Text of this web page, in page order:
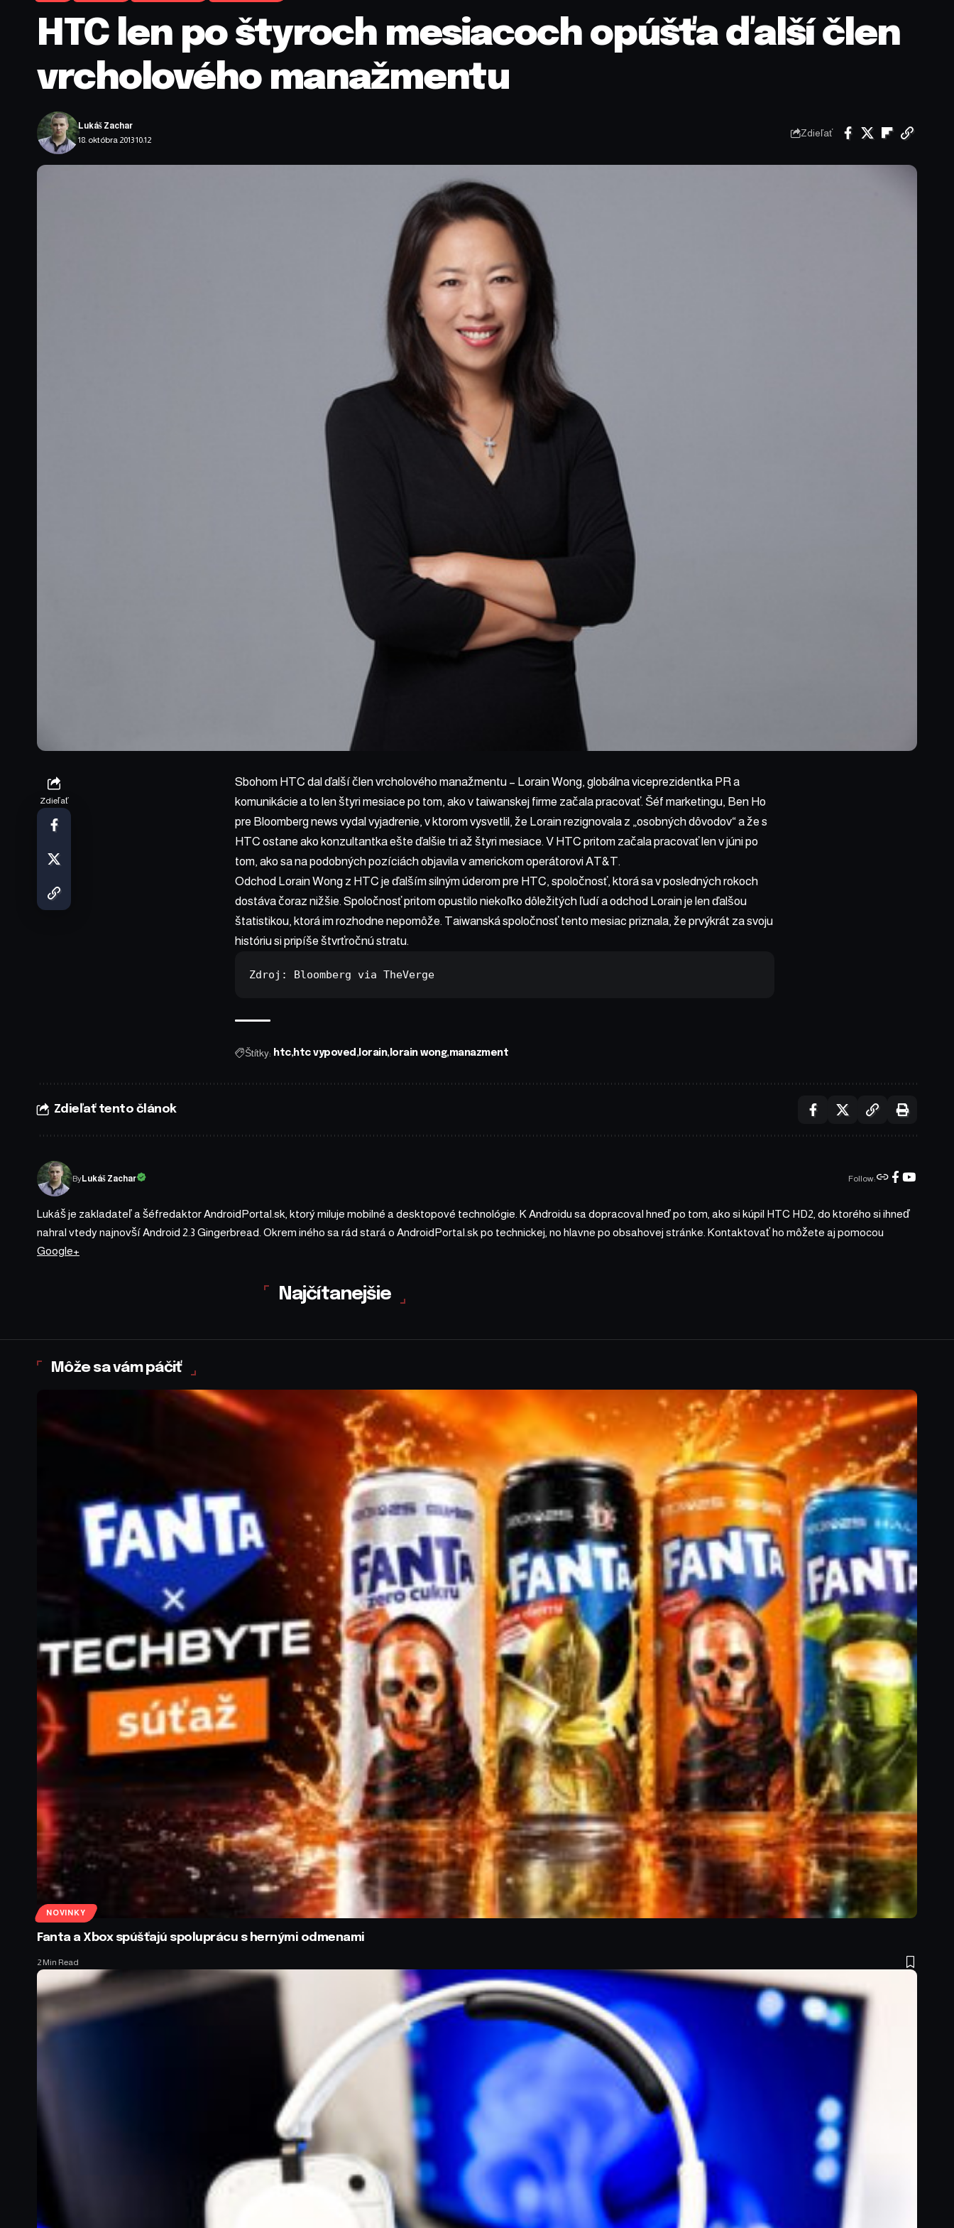
HTC len po štyroch mesiacoch opúšťa ďalší člen
vrcholového manažmentu
18. októbra 2013 10:12
Lukáš Zachar
Zdieľať
Zdieľať
Sbohom HTC dal ďalší člen vrcholového manažmentu – Lorain Wong, globálna viceprezidentka PR a
komunikácie a to len štyri mesiace po tom, ako v taiwanskej firme začala pracovať. Šéf marketingu, Ben Ho
pre Bloomberg news vydal vyjadrenie, v ktorom vysvetlil, že Lorain rezignovala z „osobných dôvodov“ a že s
HTC ostane ako konzultantka ešte ďalšie tri až štyri mesiace. V HTC pritom začala pracovať len v júni po
tom, ako sa na podobných pozíciách objavila v americkom operátorovi AT&T.
Odchod Lorain Wong z HTC je ďalším silným úderom pre HTC, spoločnosť, ktorá sa v posledných rokoch
dostáva čoraz nižšie. Spoločnosť pritom opustilo niekoľko dôležitých ľudí a odchod Lorain je len ďalšou
štatistikou, ktorá im rozhodne nepomôže. Taiwanská spoločnosť tento mesiac priznala, že prvýkrát za svoju
históriu si pripíše štvrťročnú stratu.
Zdroj: Bloomberg via TheVerge
Štítky: htc htc vypoved lorain lorain wong manazment
Zdieľať tento článok
ByLukáš Zachar Follow:
Lukáš je zakladateľ a šéfredaktor AndroidPortal.sk, ktorý miluje mobilné a desktopové technológie. K Androidu sa dopracoval hneď po tom, ako si kúpil HTC HD2, do ktorého si ihneď
nahral vtedy najnovší Android 2.3 Gingerbread. Okrem iného sa rád stará o AndroidPortal.sk po technickej, no hlavne po obsahovej stránke. Kontaktovať ho môžete aj pomocou
Google+
Najčítanejšie
Môže sa vám páčiť
NOVINKY
Fanta a Xbox spúšťajú spoluprácu s hernými odmenami
2 Min Read